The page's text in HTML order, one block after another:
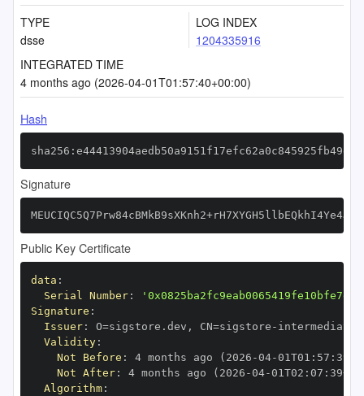
TYPE
dsse
LOG INDEX
1204335916
INTEGRATED TIME
4 months ago (2026-04-01T01:57:40+00:00)
Hash
Signature
Public Key Certificate
data :
Serial Number:
Signature :
Issuer: O=sigstore.dev , CN=sigstore -
Validity:
Not Before : 4 months ago (2026 -04-01T01 : 57 :
Not After: 4 months ago (2026 -04-01T02 : 07 : 39+00
Algorithm: